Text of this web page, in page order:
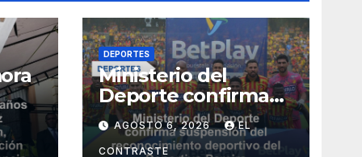
DEPORTES
Ministerio del
Deporte confirma
suspensión del
reconocimiento
AGOSTO 6, 2026 EL
CONTRASTE